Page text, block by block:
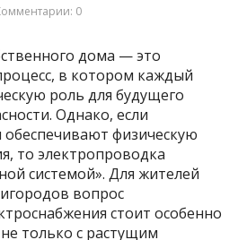
0
дома — это
в котором каждый
роль для будущего
Однако, если
физическую
то электропроводка
системой». Для жителей
вопрос
стоит особенно
только с растущим